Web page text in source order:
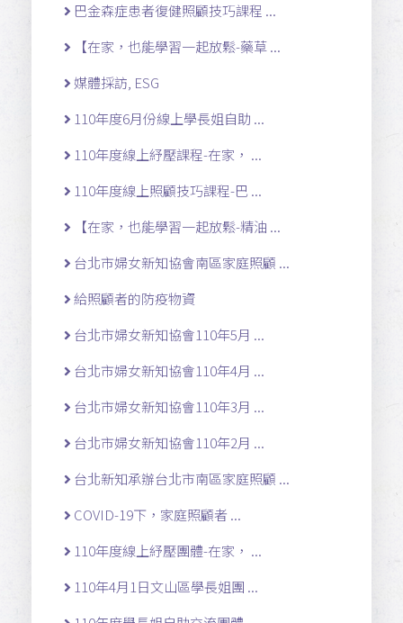
巴金森症患者復健照顧技巧課程 ...
【在家，也能學習一起放鬆-藥草 ...
媒體採訪, ESG
110年度6月份線上學長姐自助 ...
110年度線上紓壓課程-在家， ...
110年度線上照顧技巧課程-巴 ...
【在家，也能學習一起放鬆-精油 ...
台北市婦女新知協會南區家庭照顧 ...
給照顧者的防疫物資
台北市婦女新知協會110年5月 ...
台北市婦女新知協會110年4月 ...
台北市婦女新知協會110年3月 ...
台北市婦女新知協會110年2月 ...
台北新知承辦台北市南區家庭照顧 ...
COVID-19下，家庭照顧者 ...
110年度線上紓壓團體-在家， ...
110年4月1日文山區學長姐團 ...